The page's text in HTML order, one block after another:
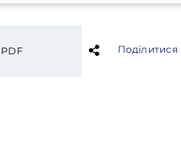
PDF Поділитися